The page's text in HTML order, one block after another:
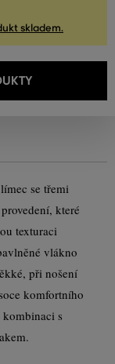
skladem.
se třemi
které
texturaci
vlákno
při nošení
komfortního
s